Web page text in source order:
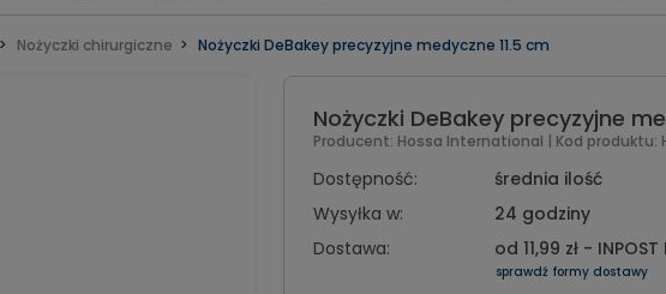
Nożyczki chirurgiczne Nożyczki DeBakey precyzyjne medyczne 11.5 cm
Nożyczki DeBakey precyzyjne
Producent: Hossa International | Kod produktu:
Dostępność:
średnia ilość
Wysyłka w:
24 godziny
Dostawa:
od 11,99 zł - INPOST
sprawdź formy dostawy